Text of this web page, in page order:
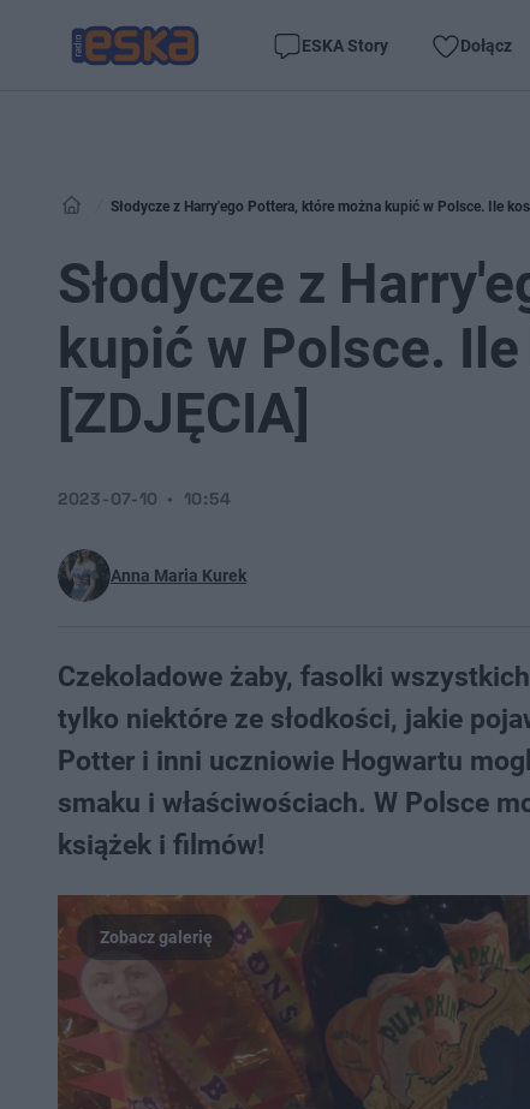
ESKA Story Dołącz
Słodycze z Harry'ego Pottera, które można kupić w Polsce. Ile
Słodycze z
kupić w Polsce.
[ZDJĘCIA]
Anna Maria Kurek
2023-07-10 10:54
Czekoladowe żaby, fasolki
tylko niektóre ze słodkości, jakie
Potter i inni uczniowie Hogwartu
smaku i właściwościach. W Polsce
książek i filmów!